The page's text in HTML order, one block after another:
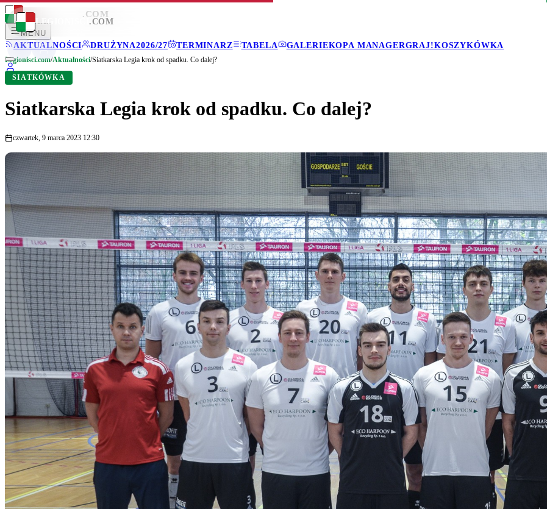
LEGIONISCI .COM
MENU
AKTUALNOŚCI
DRUŻYNA2026/27 TERMINARZ TABELA GALERIEKOPA MANAGERGRAJ!KOSZYKÓWKA
LEGIONISCI .COM
Legionisci.com/Aktualności/Siatkarska Legia krok od spadku. Co dalej?
SIATKÓWKA
Siatkarska Legia krok od spadku. Co dalej?
czwartek, 9 marca 2023 12:30